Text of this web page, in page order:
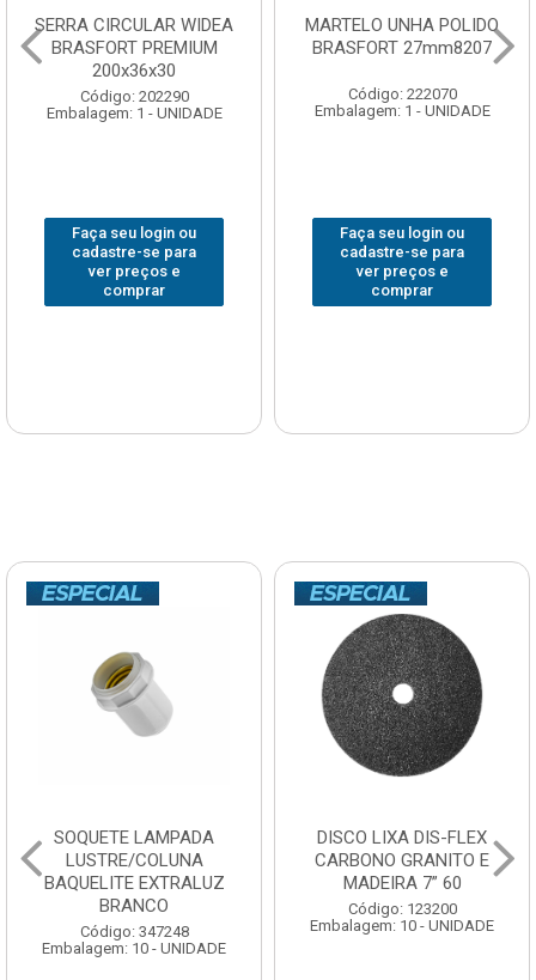
SERRA CIRCULAR WIDEA
BRASFORT PREMIUM
200x36x30
Código: 202290
Embalagem: 1 - UNIDADE
Faça seu login ou
cadastre-se para
ver preços e
comprar
MARTELO UNHA POLIDO
BRASFORT 27mm8207
Código: 222070
Embalagem: 1 - UNIDADE
Faça seu login ou
cadastre-se para
ver preços e
comprar
SOQUETE LAMPADA
LUSTRE/COLUNA
BAQUELITE EXTRALUZ
BRANCO
Código: 347248
Embalagem: 10 - UNIDADE
DISCO LIXA DIS-FLEX
CARBONO GRANITO E
MADEIRA 7” 60
Código: 123200
Embalagem: 10 - UNIDADE